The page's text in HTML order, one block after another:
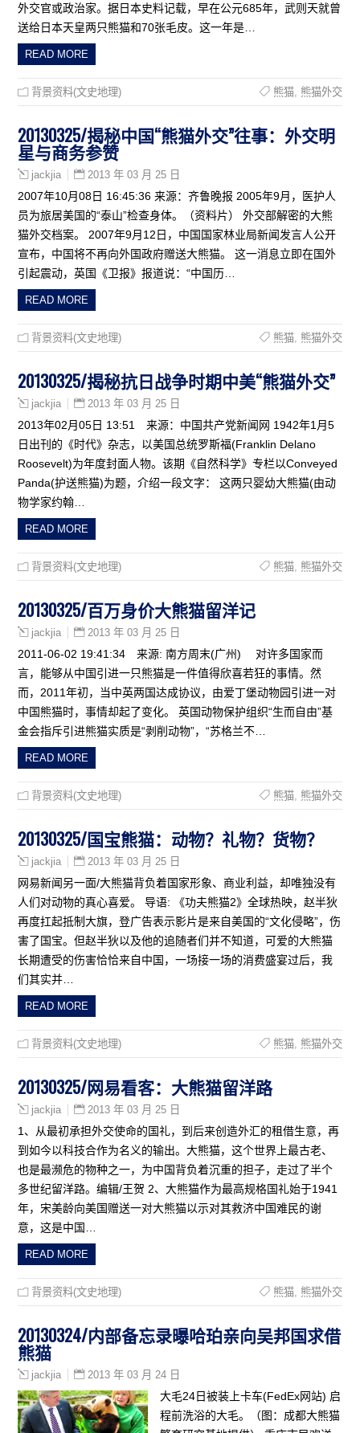
外交官或政治家。据日本史料记载，早在公元685年，武则天就曾
送给日本天皇两只熊猫和70张毛皮。这一年是…
READ MORE
背景资料(文史地理) 熊猫, 熊猫外交
20130325/揭秘中国“熊猫外交”往事：外交明
星与商务参赞
jackjia 2013 年 03 月 25 日
2007年10月08日 16:45:36 来源：齐鲁晚报 2005年9月，医护人
员为旅居美国的“泰山”检查身体。（资料片） 外交部解密的大熊
猫外交档案。 2007年9月12日，中国国家林业局新闻发言人公开
宣布，中国将不再向外国政府赠送大熊猫。 这一消息立即在国外
引起震动，英国《卫报》报道说：“中国历…
READ MORE
背景资料(文史地理) 熊猫, 熊猫外交
20130325/揭秘抗日战争时期中美“熊猫外交”
jackjia 2013 年 03 月 25 日
2013年02月05日 13:51 来源：中国共产党新闻网 1942年1月5
日出刊的《时代》杂志，以美国总统罗斯福(Franklin Delano
Roosevelt)为年度封面人物。该期《自然科学》专栏以Conveyed
Panda(护送熊猫)为题，介绍一段文字： 这两只婴幼大熊猫(由动
物学家约翰…
READ MORE
背景资料(文史地理) 熊猫, 熊猫外交
20130325/百万身价大熊猫留洋记
jackjia 2013 年 03 月 25 日
2011-06-02 19:41:34 来源: 南方周末(广州) 对许多国家而
言，能够从中国引进一只熊猫是一件值得欣喜若狂的事情。然
而，2011年初，当中英两国达成协议，由爱丁堡动物园引进一对
中国熊猫时，事情却起了变化。 英国动物保护组织“生而自由”基
金会指斥引进熊猫实质是“剥削动物”，“苏格兰不…
READ MORE
背景资料(文史地理) 熊猫, 熊猫外交
20130325/国宝熊猫：动物？礼物？货物？
jackjia 2013 年 03 月 25 日
网易新闻另一面/大熊猫背负着国家形象、商业利益，却唯独没有
人们对动物的真心喜爱。 导语: 《功夫熊猫2》全球热映，赵半狄
再度扛起抵制大旗，登广告表示影片是来自美国的“文化侵略”，伤
害了国宝。但赵半狄以及他的追随者们并不知道，可爱的大熊猫
长期遭受的伤害恰恰来自中国，一场接一场的消费盛宴过后，我
们其实并…
READ MORE
背景资料(文史地理) 熊猫, 熊猫外交
20130325/网易看客：大熊猫留洋路
jackjia 2013 年 03 月 25 日
1、从最初承担外交使命的国礼，到后来创造外汇的租借生意，再
到如今以科技合作为名义的输出。大熊猫，这个世界上最古老、
也是最濒危的物种之一，为中国背负着沉重的担子，走过了半个
多世纪留洋路。编辑/王贺 2、大熊猫作为最高规格国礼始于1941
年，宋美龄向美国赠送一对大熊猫以示对其救济中国难民的谢
意，这是中国…
READ MORE
背景资料(文史地理) 熊猫, 熊猫外交
20130324/内部备忘录曝哈珀亲向吴邦国求借
熊猫
jackjia 2013 年 03 月 24 日
大毛24日被装上卡车(FedEx网站) 启
程前洗浴的大毛。（图：成都大熊猫